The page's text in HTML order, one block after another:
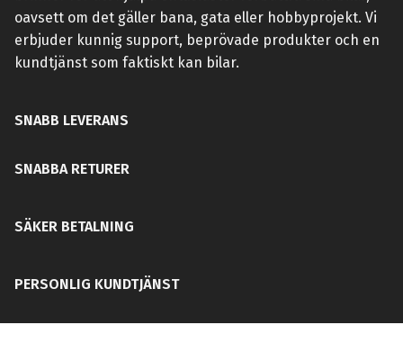
oavsett om det gäller bana, gata eller hobbyprojekt. Vi
erbjuder kunnig support, beprövade produkter och en
kundtjänst som faktiskt kan bilar.
SNABB LEVERANS
SNABBA RETURER
SÄKER BETALNING
PERSONLIG KUNDTJÄNST